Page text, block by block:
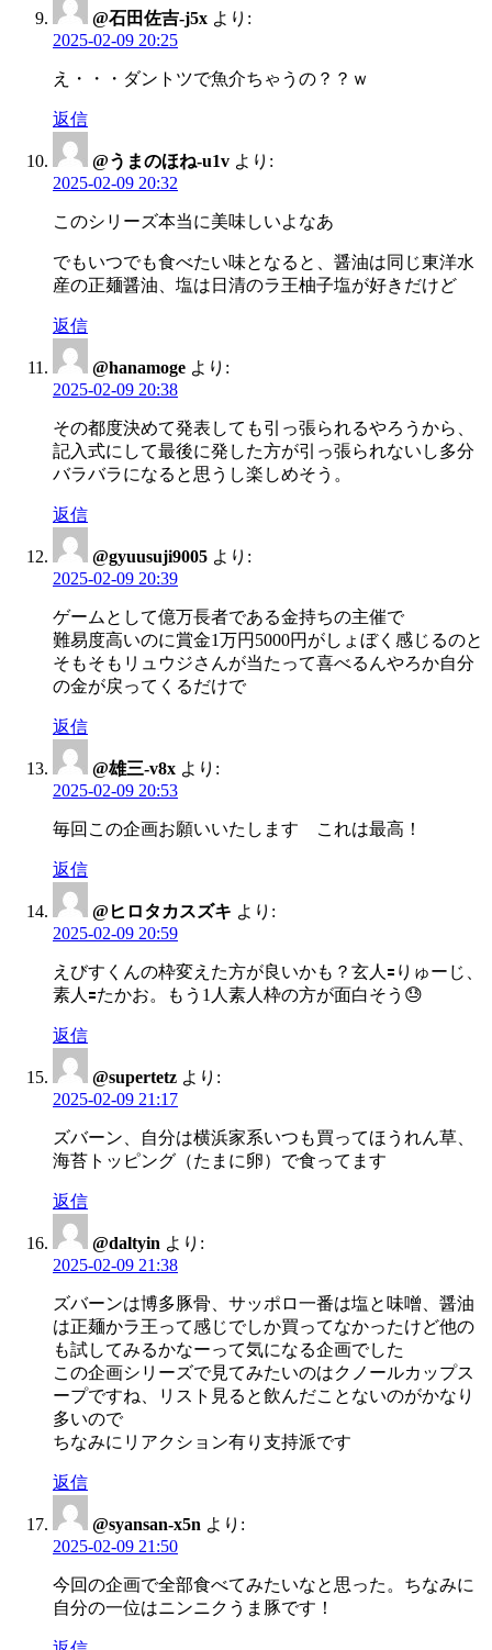
@石田佐吉-j5x より:
2025-02-09 20:25
え・・・ダントツで魚介ちゃうの？？ｗ
返信
@うまのほね-u1v より:
2025-02-09 20:32
このシリーズ本当に美味しいよなあ
でもいつでも食べたい味となると、醤油は同じ東洋水
産の正麺醤油、塩は日清のラ王柚子塩が好きだけど
返信
@hanamoge より:
2025-02-09 20:38
その都度決めて発表しても引っ張られるやろうから、
記入式にして最後に発した方が引っ張られないし多分
バラバラになると思うし楽しめそう。
返信
@gyuusuji9005 より:
2025-02-09 20:39
ゲームとして億万長者である金持ちの主催で
難易度高いのに賞金1万円5000円がしょぼく感じるのと
そもそもリュウジさんが当たって喜べるんやろか自分
の金が戻ってくるだけで
返信
@雄三-v8x より:
2025-02-09 20:53
毎回この企画お願いいたします これは最高！
返信
@ヒロタカスズキ より:
2025-02-09 20:59
えびすくんの枠変えた方が良いかも？玄人🟰りゅーじ、
素人🟰たかお。もう1人素人枠の方が面白そう😓
返信
@supertetz より:
2025-02-09 21:17
ズバーン、自分は横浜家系いつも買ってほうれん草、
海苔トッピング（たまに卵）で食ってます
返信
@daltyin より:
2025-02-09 21:38
ズバーンは博多豚骨、サッポロ一番は塩と味噌、醤油
は正麺かラ王って感じでしか買ってなかったけど他の
も試してみるかなーって気になる企画でした
この企画シリーズで見てみたいのはクノールカップス
ープですね、リスト見ると飲んだことないのがかなり
多いので
ちなみにリアクション有り支持派です
返信
@syansan-x5n より:
2025-02-09 21:50
今回の企画で全部食べてみたいなと思った。ちなみに
自分の一位はニンニクうま豚です！